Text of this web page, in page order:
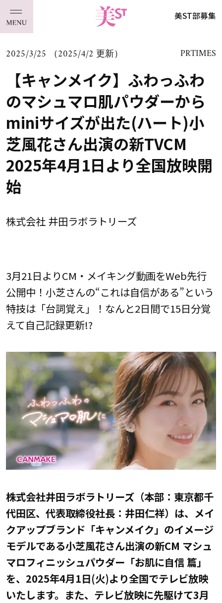
美ST部募集
2025/3/25 （2025/4/2 更新） PRTIMES
【キャンメイク】ふわっふわ
のマシュマロ肌パウダーから
miniサイズが出た(ハート)小
芝風花さん出演の新TVCM
2025年4月1日より全国放映開
始
株式会社 井田ラボラトリーズ
3月21日よりCM・メイキング動画をWeb先行
公開中！小芝さんの“これは自信がある”という
特技は「台詞覚え」！なんと2日間で15日分覚
えて自己記録更新!?
株式会社井田ラボラトリーズ（本部：東京都千
代田区、代表取締役社長：井田仁祥）は、メイ
クアップブランド「キャンメイク」のイメージ
モデルである小芝風花さん出演の新CM マシュ
マロフィニッシュパウダー「お肌に自信 篇」
を、2025年4月1日(火)より全国でテレビ放映
いたします。また、テレビ放映に先駆けて3月